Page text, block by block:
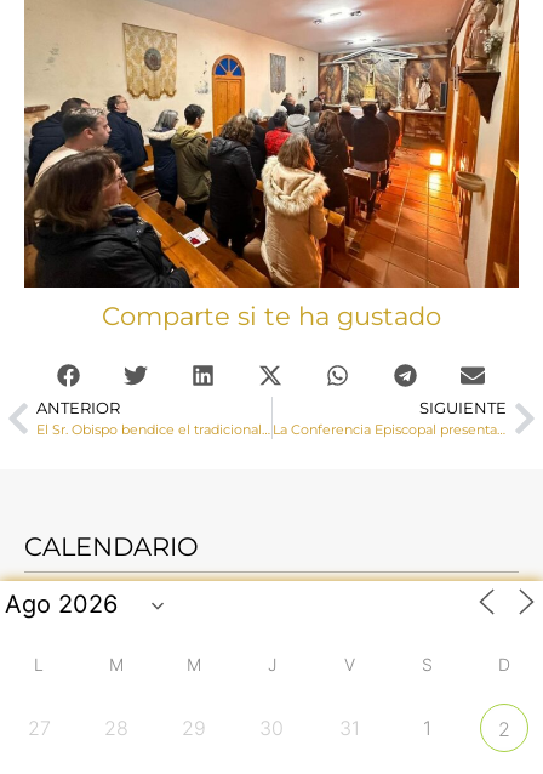
Comparte si te ha gustado
ANTERIOR
El Sr. Obispo bendice el tradicional Belén de la Plaza de la Hispanidad de Cuenca capital
SIGUIENTE
La Conferencia Episcopal presenta la Memoria anual de actividades 2022
CALENDARIO
L M M J V S D
27 28 29 30 31 1 2